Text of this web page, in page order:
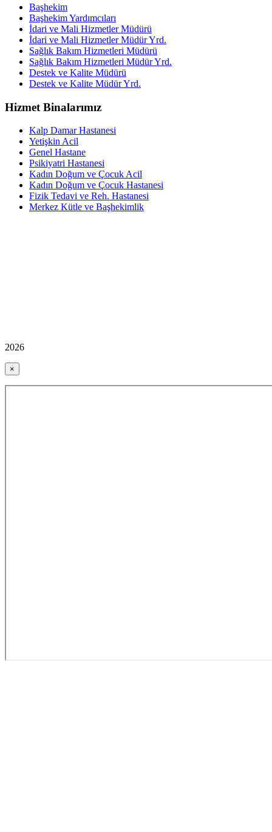
Başhekim
Başhekim Yardımcıları
İdari ve Mali Hizmetler Müdürü
İdari ve Mali Hizmetler Müdür Yrd.
Sağlık Bakım Hizmetleri Müdürü
Sağlık Bakım Hizmetleri Müdür Yrd.
Destek ve Kalite Müdürü
Destek ve Kalite Müdür Yrd.
Hizmet Binalarımız
Kalp Damar Hastanesi
Yetişkin Acil
Genel Hastane
Psikiyatri Hastanesi
Kadın Doğum ve Çocuk Acil
Kadın Doğum ve Çocuk Hastanesi
Fizik Tedavi ve Reh. Hastanesi
Merkez Kütle ve Başhekimlik
2026
×